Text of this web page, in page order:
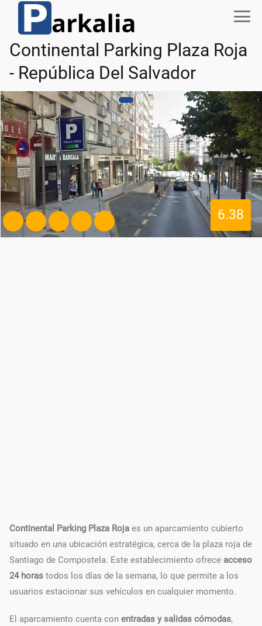
Continental Parking Plaza Roja
- República Del Salvador
6.38
Continental Parking Plaza Roja es un aparcamiento cubierto
situado en una ubicación estratégica, cerca de la plaza roja de
Santiago de Compostela. Este establecimiento ofrece acceso
24 horas todos los días de la semana, lo que permite a los
usuarios estacionar sus vehículos en cualquier momento.
El aparcamiento cuenta con entradas y salidas cómodas,